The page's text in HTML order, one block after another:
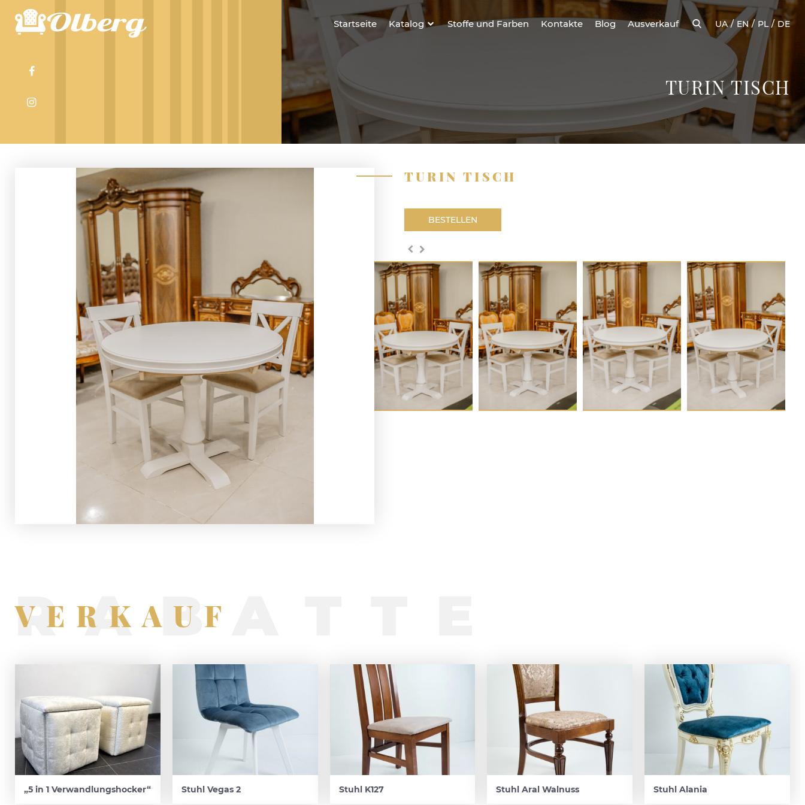
Startseite Katalog Stoffe und Farben Kontakte Blog Ausverkauf UA EN PL DE
TURIN TISCH
TURIN TISCH
BESTELLEN
VERKAUF
RABATTE
„5 in 1 Verwandlungshocker“ Stuhl Vegas 2 Stuhl K127 Stuhl Aral Walnuss Stuhl Alania